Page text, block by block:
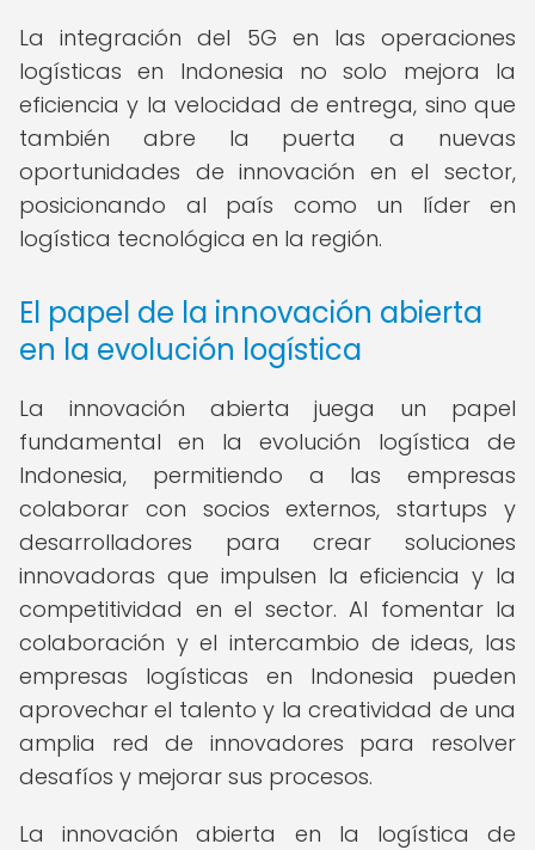
La integración del 5G en las operaciones
logísticas en Indonesia no solo mejora la
eficiencia y la velocidad de entrega, sino que
también abre la puerta a nuevas
oportunidades de innovación en el sector,
posicionando al país como un líder en
logística tecnológica en la región.
El papel de la innovación abierta
en la evolución logística
La innovación abierta juega un papel
fundamental en la evolución logística de
Indonesia, permitiendo a las empresas
colaborar con socios externos, startups y
desarrolladores para crear soluciones
innovadoras que impulsen la eficiencia y la
competitividad en el sector. Al fomentar la
colaboración y el intercambio de ideas, las
empresas logísticas en Indonesia pueden
aprovechar el talento y la creatividad de una
amplia red de innovadores para resolver
desafíos y mejorar sus procesos.
La innovación abierta en la logística de